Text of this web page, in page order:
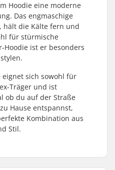
Hoodie eine moderne
Das engmaschige
hält die Kälte fern und
für stürmische
Hoodie ist er besonders
eignet sich sowohl für
Träger und ist
ob du auf der Straße
Hause entspannst,
Kombination aus
Stil.